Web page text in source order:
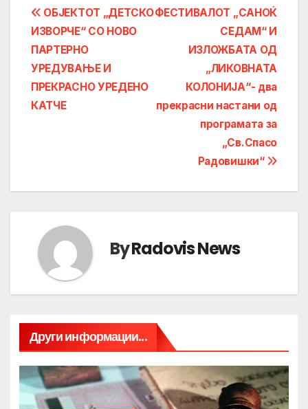
Post
navigation
ФЕСТИВАЛОТ „САНОЌ
СЕДАМ“ И
ИЗЛОЖБАТА ОД
„ЛИКОВНАТА
КОЛОНИЈА“- два
прекрасни настани од
програмата за
„Св.Спасо
Радовишки“
ОБЈЕКТОТ „ДЕТСКО
ИЗВОРЧЕ“ СО НОВО
ПАРТЕРНО
УРЕДУВАЊЕ И
ПРЕКРАСНО УРЕДЕНО
КАТЧЕ
ByRadovis News
Други информации...